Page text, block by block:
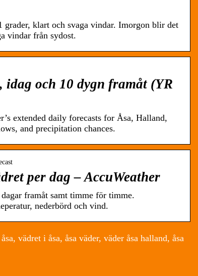
klart och svaga vindar. Imorgon blir det
vindar från sydost.
idag och 10 dygn framåt (YR
extended daily forecasts for Åsa, Halland,
and precipitation chances.
per dag – AccuWeather
framåt samt timme för timme.
nederbörd och vind.
vädret i åsa, åsa väder, väder åsa halland, åsa